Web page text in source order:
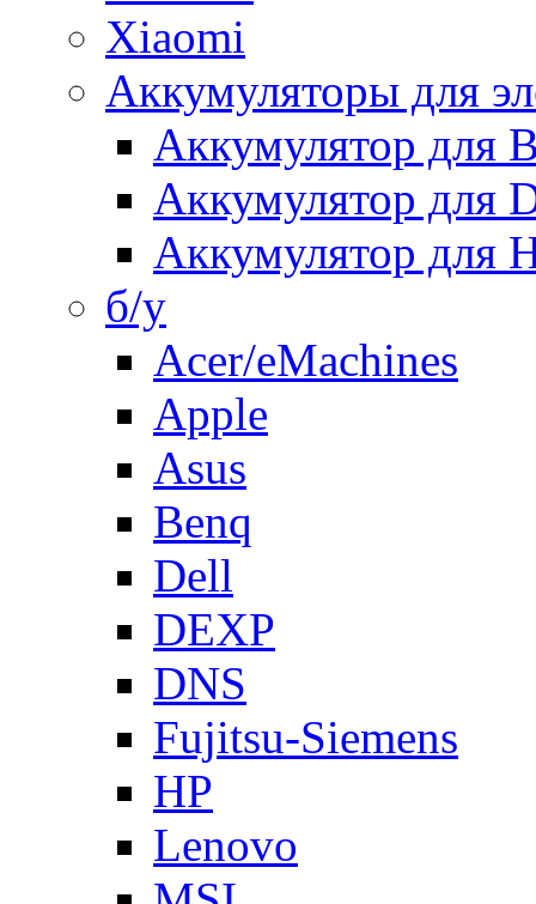
Xiaomi
Аккумуляторы для
Аккумулятор для
Аккумулятор для
Аккумулятор для
б/у
Acer/eMachines
Apple
Asus
Benq
Dell
DEXP
DNS
Fujitsu-Siemens
HP
Lenovo